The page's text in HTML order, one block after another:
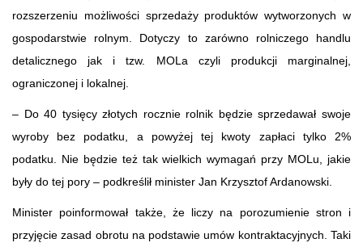
rozszerzeniu możliwości sprzedaży produktów wytworzonych w
gospodarstwie rolnym. Dotyczy to zarówno rolniczego handlu
detalicznego jak i tzw. MOLa czyli produkcji marginalnej,
ograniczonej i lokalnej.
– Do 40 tysięcy złotych rocznie rolnik będzie sprzedawał swoje
wyroby bez podatku, a powyżej tej kwoty zapłaci tylko 2%
podatku. Nie będzie też tak wielkich wymagań przy MOLu, jakie
były do tej pory – podkreślił minister Jan Krzysztof Ardanowski.
Minister poinformował także, że liczy na porozumienie stron i
przyjęcie zasad obrotu na podstawie umów kontraktacyjnych. Taki